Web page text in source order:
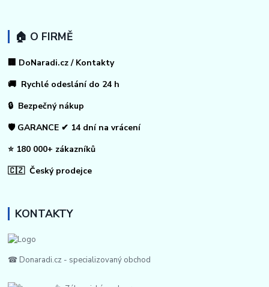
🏠 O FIRMĚ
🏢 DoNaradi.cz / Kontakty
🚚 Rychlé odeslání do 24 h
🔒 Bezpečný nákup
🛡️ GARANCE ✔ 14 dní na vrácení
⭐ 180 000+ zákazníků
🇨🇿 Český prodejce
KONTAKTY
☎ Donaradi.cz - specializovaný obchod